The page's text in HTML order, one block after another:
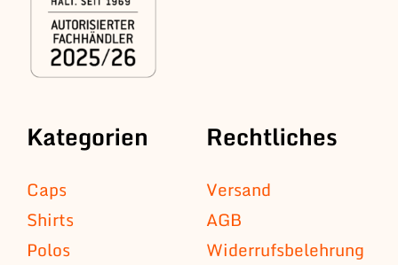
Kategorien
Caps
Shirts
Polos
Rechtliches
Versand
AGB
Widerrufsbelehrung